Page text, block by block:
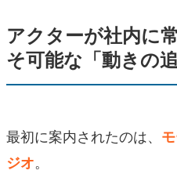
アクターが社内に
そ可能な「動きの追
最初に案内されたのは、
ジオ。